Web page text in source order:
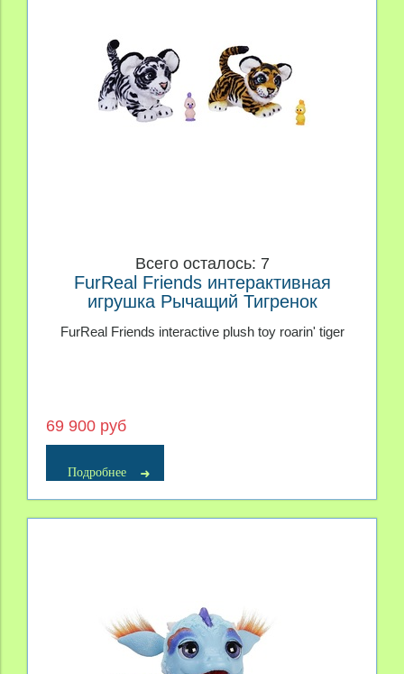
Всего осталось: 7
FurReal Friends интерактивная
игрушка Рычащий Тигренок
FurReal Friends interactive plush toy roarin' tiger
69 900 руб
Подробнее